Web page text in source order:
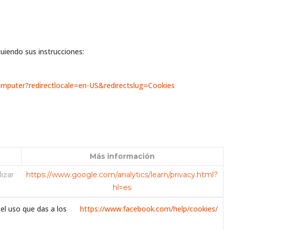
sus instrucciones:
US&redirectslug=Cookies
Más información
https://www.google.com/analytics/learn/privacy.html?
hl=es
uso que das a los
https://www.facebook.com/help/cookies/